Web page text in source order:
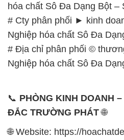
hóa chất Sô Đa Dạng Bột –
# Cty phân phối ► kinh
Nghiệp hóa chất Sô Đa
# Địa chỉ phân phối ©
Nghiệp hóa chất Sô Đa
📞 PHÒNG KINH DOANH
ĐẮC TRƯỜNG PHÁT🌐
🌐 Website: https://